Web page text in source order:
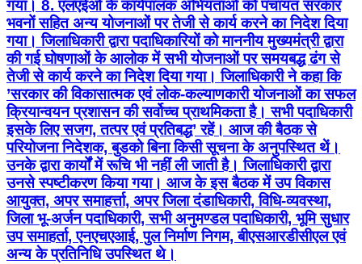
गया। 8. एलएईओ के कार्यपालक अभियंताओं को पंचायत सरकार
भवनों सहित अन्य योजनाओं पर तेजी से कार्य करने का निदेश दिया
गया। जिलाधिकारी द्वारा पदाधिकारियों को माननीय मुख्यमंत्री द्वारा
की गई घोषणाओं के आलोक में सभी योजनाओं पर समयबद्ध ढंग से
तेजी से कार्य करने का निदेश दिया गया। जिलाधिकारी ने कहा कि
’सरकार की विकासात्मक एवं लोक-कल्याणकारी योजनाओं का सफल
क्रियान्वयन प्रशासन की सर्वोच्च प्राथमिकता है। सभी पदाधिकारी
इसके लिए सजग, तत्पर एवं प्रतिबद्ध’ रहें। आज की बैठक से
परियोजना निदेशक, बुडको बिना किसी सूचना के अनुपस्थित थें।
उनके द्वारा कार्यों में रूचि भी नहीं ली जाती है। जिलाधिकारी द्वारा
उनसे स्पष्टीकरण किया गया। आज के इस बैठक में उप विकास
आयुक्त, अपर समाहर्त्ता, अपर जिला दंडाधिकारी, विधि-व्यवस्था,
जिला भू-अर्जन पदाधिकारी, सभी अनुमण्डल पदाधिकारी, भूमि सुधार
उप समाहर्ता, एनएचएआई, पुल निर्माण निगम, बीएसआरडीसीएल एवं
अन्य के प्रतिनिधि उपस्थित थे।